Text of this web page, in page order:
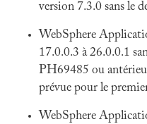
version 7.3.0 sans le
WebSphere
17.0.0.3 à 26.0.0.1
PH69485 ou
prévue pour le
WebSphere